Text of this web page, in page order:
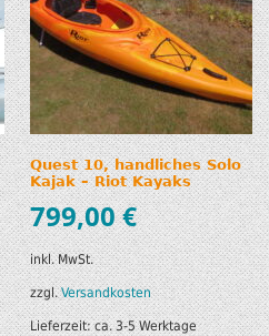
Quest 10, handliches Solo
Kajak – Riot Kayaks
799,00€
inkl. MwSt.
zzgl.Versandkosten
Lieferzeit:ca. 3-5 Werktage